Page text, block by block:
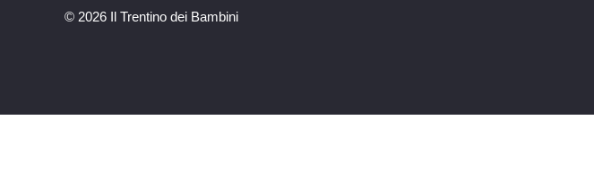
© 2026 Il Trentino dei Bambini